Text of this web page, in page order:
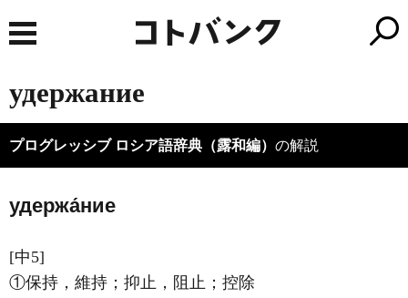
удержание
プログレッシブ ロシア語辞典（露和編） の解説
удержа́ние
[中5]
①保持，維持；抑止，阻止；控除